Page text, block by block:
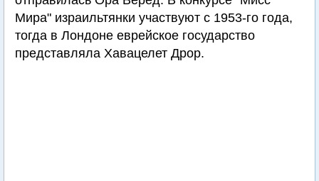
Мира" израильтянки участвуют с 1953-го года,
тогда в Лондоне еврейское государство
представляла Хавацелет Дрор.